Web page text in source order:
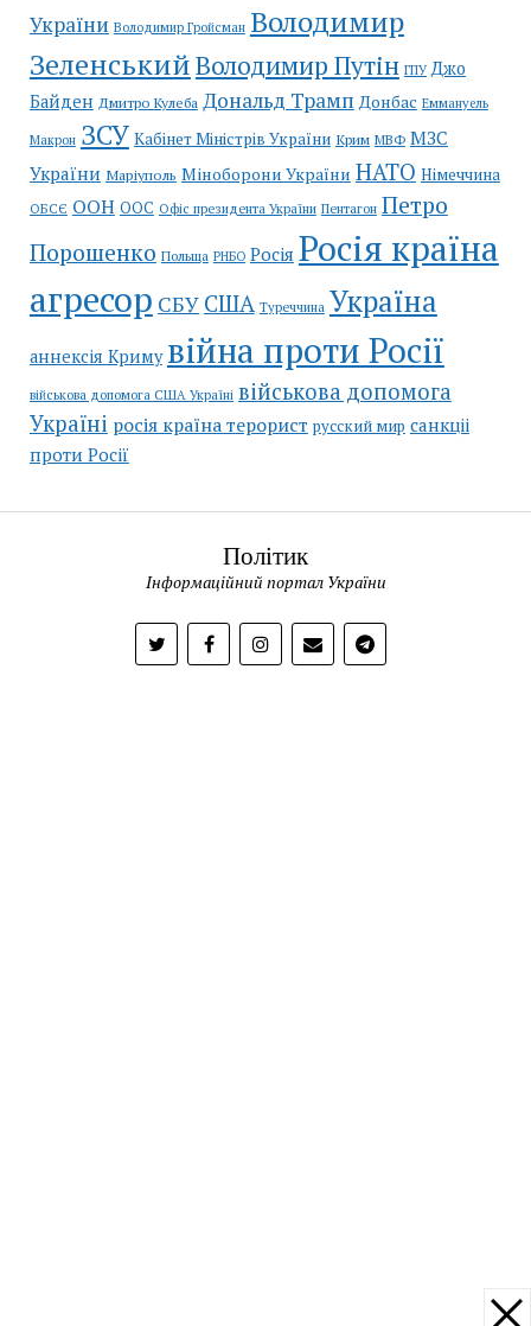
України Володимир Гройсман Володимир
ЗеленськийВолодимир Путін ГПУ Джо
Байден Дмитро Кулеба Дональд Трамп Донбас Еммануель
Макрон ЗСУ Кабінет Міністрів України Крим МВФ МЗС
України Маріуполь Міноборони України НАТО Німеччина
ОБСЄ ООН ООС Офіс президента України Пентагон Петро
Порошенко Польща РНБО Росія Росія країна
агресор СБУ США Туреччина Україна
аннексія Криму війна проти Росії
військова допомога США Україні військова допомога
Україні росія країна терорист русский мир санкціі
проти Росії
Політик
Інформаційний портал України